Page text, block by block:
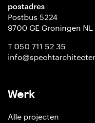
postadres
Postbus 5224
9700 GE Groningen NL
T 050 711 52 35
Werk
Alle projecten